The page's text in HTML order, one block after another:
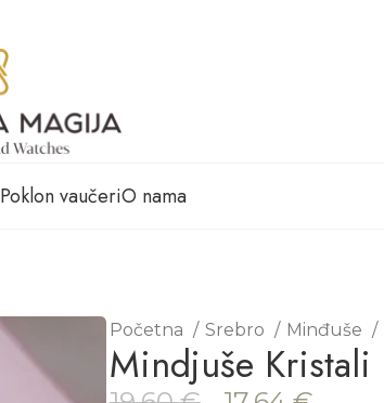
Poklon vaučeriO nama
Početna Srebro Minđuše
Mindjuše Kristali